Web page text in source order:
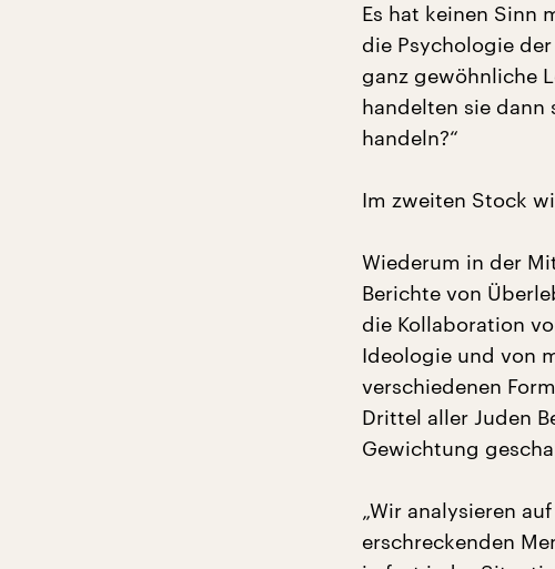
Es hat keinen Sinn
die Psychologie
ganz gewöhnliche
handelten sie dann
handeln?“
Im zweiten Stock
Wiederum in der
Berichte von
die Kollaboration
Ideologie und von
verschiedenen
Drittel aller Juden
Gewichtung
„Wir analysieren
erschreckenden